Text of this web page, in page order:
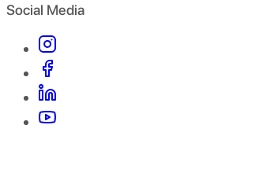
Social Media